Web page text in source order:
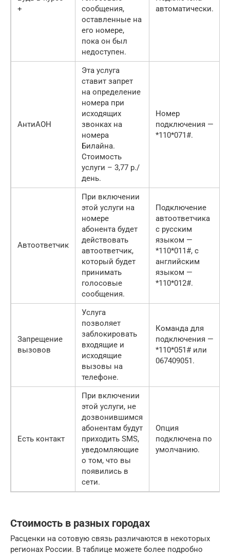
+
сообщения,
оставленные на
его номере,
пока он был
недоступен.
автоматически.
АнтиАОН
Эта услуга
ставит запрет
на определение
номера при
исходящих
звонках на
номера
Билайна.
Стоимость
услуги – 3,77 р./
день.
Номер
подключения —
*110*071#.
Автоответчик
При включении
этой услуги на
номере
абонента будет
действовать
автоответчик,
который будет
принимать
голосовые
сообщения.
Подключение
автоответчика
с русским
языком —
*110*011#, с
английским
языком —
*110*012#.
Запрещение
вызовов
Услуга
позволяет
заблокировать
входящие и
исходящие
вызовы на
телефоне.
Команда для
подключения —
*110*051# или
067409051.
Есть контакт
При включении
этой услуги, не
дозвонившимся
абонентам будут
приходить SMS,
уведомляющие
о том, что вы
появились в
сети.
Опция
подключена по
умолчанию.
Стоимость в разных городах
Расценки на сотовую связь различаются в некоторых
регионах России. В таблице можете более подробно